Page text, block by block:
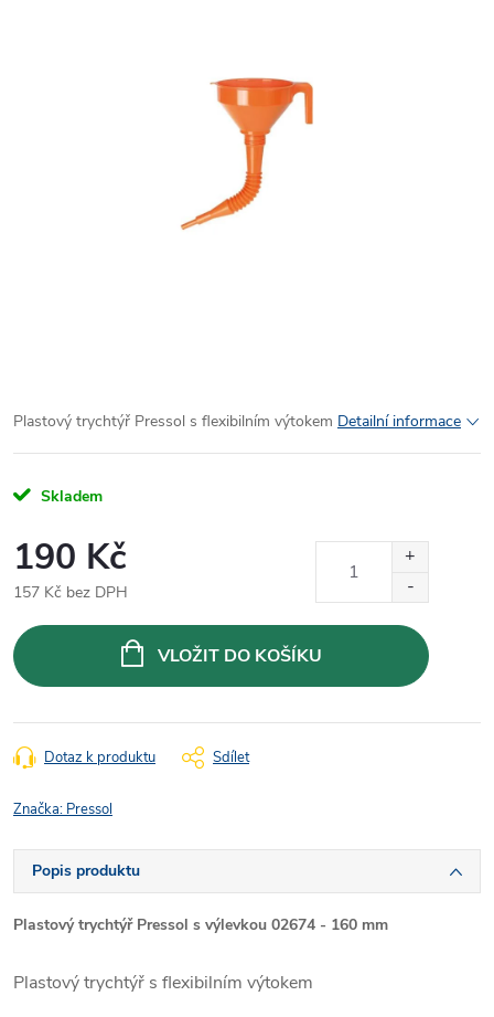
Plastový trychtýř Pressol s flexibilním výtokem Detailní informace
Skladem
190 Kč
157 Kč bez DPH
cena:
VLOŽIT DO KOŠÍKU
Dotaz k produktu Sdílet
Značka: Pressol
Popis produktu
Plastový trychtýř Pressol s výlevkou 02674 - 160 mm
Plastový trychtýř s flexibilním výtokem